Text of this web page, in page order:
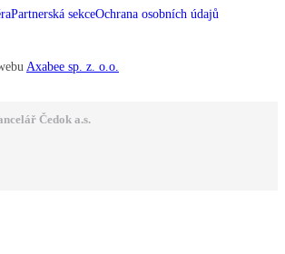
Partnerská sekceOchrana osobních údajů
Axabee sp. z. o.o.
Čedok a.s.